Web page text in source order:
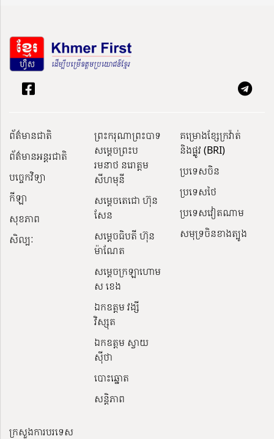
ព័ត៌មានជាតិ
ព័ត៌មានអន្តរជាតិ
បច្ចេកវិទ្យា
កីឡា
សុខភាព
សិល្បៈ
ព្រះករុណាព្រះបាទ
សម្តេចព្រះប
រមនាថ នរោត្តម
សីហមុនី
សម្តេចតេជោ ហ៊ុន
សែន
សម្ដេចធិបតី ហ៊ុន
ម៉ាណែត
សម្ដេចក្រឡាហោម
ស ខេង
ឯកឧត្តម វង្សី
វិស្សុត
ឯកឧត្តម ស្វាយ
ស៊ីថា
បោះឆ្នោត
សន្តិភាព
គម្រោងខ្សែក្រវ៉ាត់
និងផ្លូវ (BRI)
ប្រទេសចិន
ប្រទេសថៃ
ប្រទេសវៀតណាម
សមុទ្រចិនខាងត្បូង
ក្រសួងការបរទេស